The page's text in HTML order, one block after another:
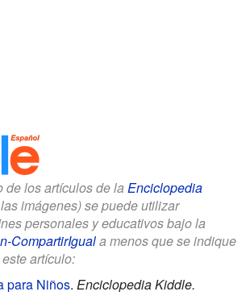
de los artículos de la Enciclopedia
imágenes) se puede utilizar
personales y educativos bajo la
CompartirIguala menos que se indique
artículo:
para Niños. Enciclopedia Kiddle.